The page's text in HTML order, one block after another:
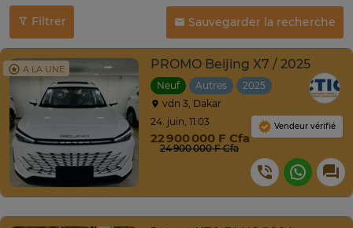
Filtrer Sauvegarder la recherche
A LA UNE PROMO Beijing X7 / 2025
Neuf Autres 2025
Automatique
vdn 3, Dakar
24. juin, 11:03
22 900 000 F Cfa
24 900 000 F Cfa
Vendeur vérifié